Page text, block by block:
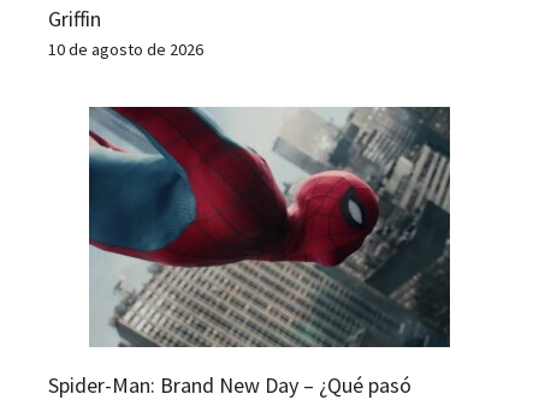
Griffin
10 de agosto de 2026
Spider-Man: Brand New Day – ¿Qué pasó